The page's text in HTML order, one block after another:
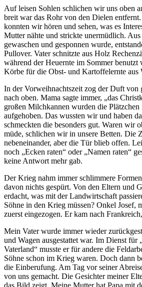
Auf leisen Sohlen schlichen wir uns oben
breit war das Rohr von den Dielen
konnten wir hören und sehen, was es
Mutter nähte und strickte unermüdlich.
gewaschen und gesponnen wurde,
Pullover. Vater schnitzte aus Holz
während der Heuernte im Sommer
Körbe für die Obst- und Kartoffelernte aus
In der Vorweihnachtszeit zog der Duft von
nach oben. Mama sagte immer,
das
großen Milchkannen wurden die Plätzchen
aufgehoben. Das wussten wir und haben
schmeckten die besonders gut. Waren wir
müde, schlichen wir in unsere Betten. Die
nebeneinander, aber die Tür blieb offen.
noch
Ecken raten oder Namen raten
keine Antwort mehr gab.
Der Krieg nahm immer schlimmere
davon nichts gespürt. Von den Eltern und
erdacht, was mit der Landwirtschaft
Söhne in den Krieg müssen? Onkel Josef,
zuerst eingezogen. Er kam nach
Mein Vater wurde immer wieder
und Wagen ausgestattet war. Im Dienst für
Vaterland
musste er für andere die
Söhne schon im Krieg waren. Doch dann
die Einberufung. Am Tag vor seiner
von uns gemacht. Die Gesichter meiner
das Bild zeigt. Meine Mutter hat Papa mit